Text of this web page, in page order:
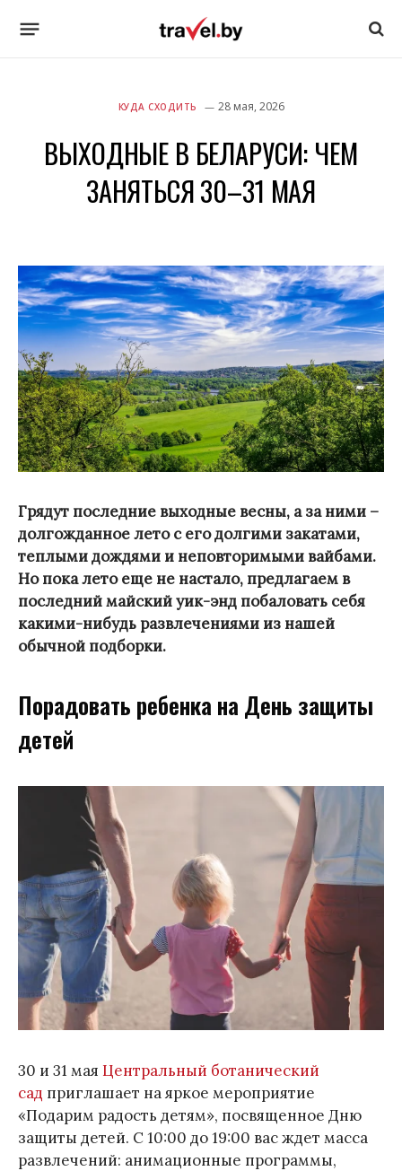
КУДА СХОДИТЬ 28 мая, 2026
ВЫХОДНЫЕ В БЕЛАРУСИ: ЧЕМ
ЗАНЯТЬСЯ 30–31 МАЯ
Грядут последние выходные весны, а за ними –
долгожданное лето с его долгими закатами,
теплыми дождями и неповторимыми вайбами.
Но пока лето еще не настало, предлагаем в
последний майский уик-энд побаловать себя
какими-нибудь развлечениями из нашей
обычной подборки.
Порадовать ребенка на День защиты
детей
30 и 31 мая Центральный ботанический
сад приглашает на яркое мероприятие
«Подарим радость детям», посвященное Дню
защиты детей. С 10:00 до 19:00 вас ждет масса
развлечений: анимационные программы,